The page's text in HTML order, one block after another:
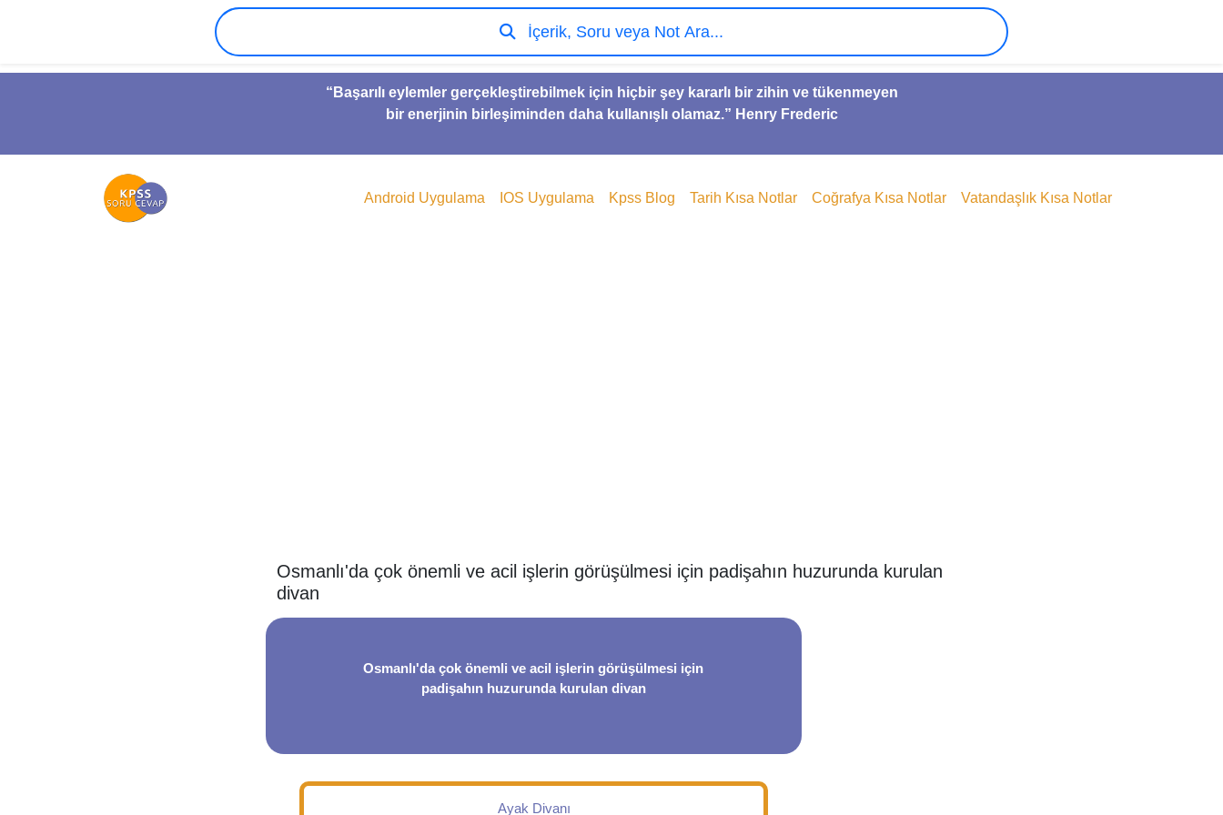
“Başarılı eylemler gerçekleştirebilmek için hiçbir şey kararlı bir zihin ve tükenmeyen
bir enerjinin birleşiminden daha kullanışlı olamaz.” Henry Frederic
İçerik, Soru veya Not Ara...
Android Uygulama IOS Uygulama Kpss Blog Tarih Kısa Notlar Coğrafya Kısa Notlar Vatandaşlık Kısa Notlar
Osmanlı'da çok önemli ve acil işlerin görüşülmesi için padişahın huzurunda kurulan
divan
Osmanlı'da çok önemli ve acil işlerin görüşülmesi için
padişahın huzurunda kurulan divan
Ayak Divanı